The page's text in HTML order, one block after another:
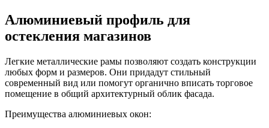
Алюминиевый профиль для
остекления магазинов
Легкие металлические рамы позволяют создать конструкции
любых форм и размеров. Они придадут стильный
современный вид или помогут органично вписать торговое
помещение в общий архитектурный облик фасада.
Преимущества алюминиевых окон: